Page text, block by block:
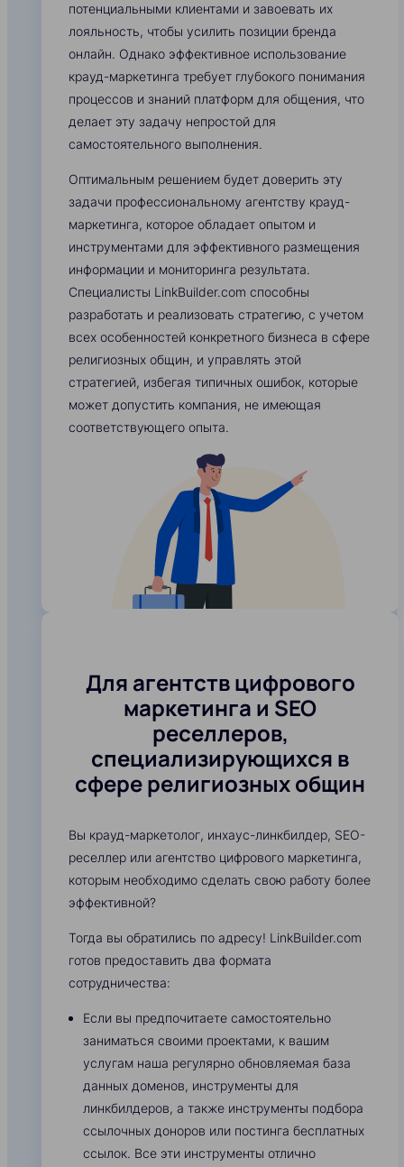
потенциальными клиентами и завоевать их
лояльность, чтобы усилить позиции бренда
онлайн. Однако эффективное использование
крауд-маркетинга требует глубокого понимания
процессов и знаний платформ для общения, что
делает эту задачу непростой для
самостоятельного выполнения.
Оптимальным решением будет доверить эту
задачи профессиональному агентству крауд-
маркетинга, которое обладает опытом и
инструментами для эффективного размещения
информации и мониторинга результата.
Специалисты LinkBuilder.com способны
разработать и реализовать стратегию, с учетом
всех особенностей конкретного бизнеса в сфере
религиозных общин, и управлять этой
стратегией, избегая типичных ошибок, которые
может допустить компания, не имеющая
соответствующего опыта.
Для агентств цифрового
маркетинга и SEO
реселлеров,
специализирующихся в
сфере религиозных общин
Вы крауд-маркетолог, инхаус-линкбилдер, SEO-
реселлер или агентство цифрового маркетинга,
которым необходимо сделать свою работу более
эффективной?
Тогда вы обратились по адресу! LinkBuilder.com
готов предоставить два формата
сотрудничества:
Если вы предпочитаете самостоятельно
заниматься своими проектами, к вашим
услугам наша регулярно обновляемая база
данных доменов, инструменты для
линкбилдеров, а также инструменты подбора
ссылочных доноров или постинга бесплатных
ссылок. Все эти инструменты отлично